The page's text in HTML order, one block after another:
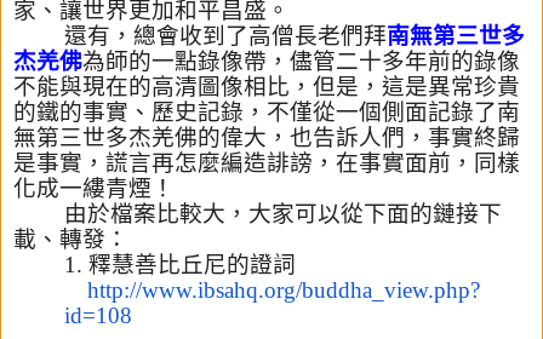
家、讓世界更加和平昌盛。
還有，總會收到了高僧長老們拜南無第三世多
杰羌佛為師的一點錄像帶，儘管二十多年前的錄像
不能與現在的高清圖像相比，但是，這是異常珍貴
的鐵的事實、歷史記錄，不僅從一個側面記錄了南
無第三世多杰羌佛的偉大，也告訴人們，事實終歸
是事實， 謊言再怎麼編造誹謗，在事實面前，同樣
化成一縷青煙！
由於檔案比較大，大家可以從下面的鏈接下
載、轉發：
1.釋慧善比丘尼的證詞
http://www.ibsahq.org/buddha_view.php?
id=108